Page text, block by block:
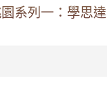
系列一：學思